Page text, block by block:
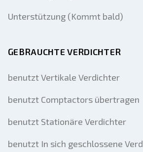
Unterstützung (Kommt bald)
GEBRAUCHTE VERDICHTER
benutzt Vertikale Verdichter
benutzt Comptactors übertragen
benutzt Stationäre Verdichter
benutzt In sich geschlossene